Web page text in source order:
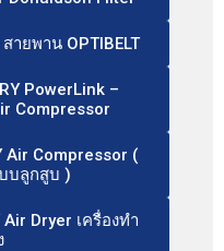
สายพาน OPTIBELT
PowerLink –
Compressor
Air Compressor (
บลูกสูบ )
Air Dryer เครื่องทำ